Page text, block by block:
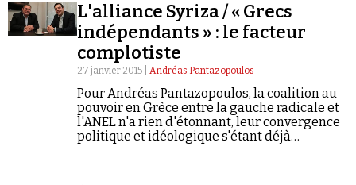
Faire un don
d'extrême droite.
L'alliance Syriza / « Grecs
indépendants » : le facteur
complotiste
27 janvier 2015 | Andréas Pantazopoulos
Pour Andréas Pantazopoulos, la coalition au
pouvoir en Grèce entre la gauche radicale et
l'ANEL n'a rien d'étonnant, leur convergence
politique et idéologique s'étant déjà